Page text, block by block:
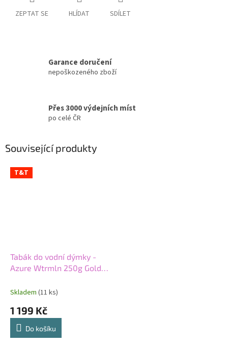
ZEPTAT SE HLÍDAT SDÍLET
Garance doručení
nepoškozeného zboží
Přes 3000 výdejních míst
po celé ČR
Související produkty
T&T
Tabák do vodní dýmky -
Azure Wtrmln 250g Gold
Skladem (11 ks)
1 199 Kč
Do košíku